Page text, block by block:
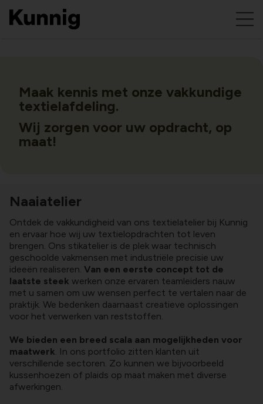
Maak kennis met onze vakkundige
textielafdeling.
Wij zorgen voor uw opdracht, op
maat!
Naaiatelier
Ontdek de vakkundigheid van ons textielatelier bij Kunnig
en ervaar hoe wij uw textielopdrachten tot leven
brengen. Ons stikatelier is de plek waar technisch
geschoolde vakmensen met industriële precisie uw
ideeën realiseren. Van een eerste concept tot de
laatste steek werken onze ervaren teamleiders nauw
met u samen om uw wensen perfect te vertalen naar de
praktijk. We bedenken daarnaast creatieve oplossingen
voor het verwerken van reststoffen.
We bieden een breed scala aan mogelijkheden voor
maatwerk. In ons portfolio zitten klanten uit
verschillende sectoren. Zo kunnen we bijvoorbeeld
kussenhoezen of plaids op maat maken met diverse
afwerkingen.